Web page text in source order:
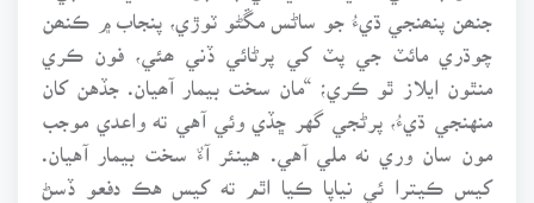
جنھن پنھنجي ڌيءُ جو ساڻس مڱڻو ٽوڙي، پنجاب ۾ ڪنھن
چوڌري مائٽ جي پٽ کي پرڻائي ڏني ھئي، فون ڪري
منٿون ايلاز ٿو ڪري؛ “مان سخت بيمار آھيان. جڏهن کان
منهنجي ڌيءُ، پرڻجي گهر ڇڏي وئي آهي ته واعدي موجب
مون سان وري نه ملي آهي. هينئر آ سخت بيمار آهيان.
کيس ڪيترا ئي نياپا ڪيا اٿم ته کيس هڪ دفعو ڏسڻ